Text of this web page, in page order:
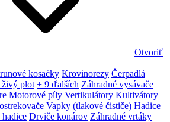
Otvoriť
kosačky Krovinorezy Čerpadlá
živý plot + 9 ďalších Záhradné vysávače
Motorové píly Vertikulátory Kultivátory
Vapky (tlakové čističe) Hadice
Drviče konárov Záhradné vrtáky